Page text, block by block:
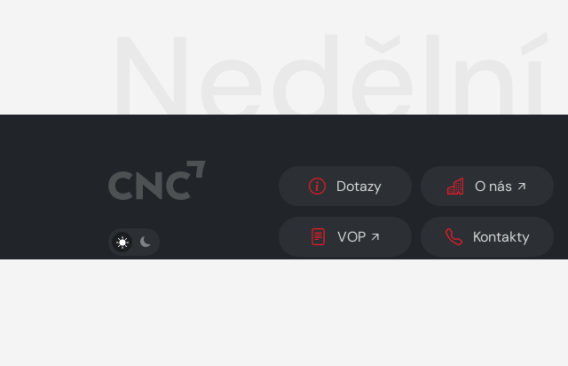
PŘEPNOUT SVĚTLÝ/TMAVÝ REŽIM
Dotazy O nás
VOP Kontakty